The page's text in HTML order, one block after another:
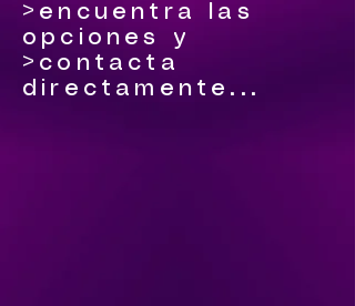
>encuentra las
opciones y
>contacta
directamente...